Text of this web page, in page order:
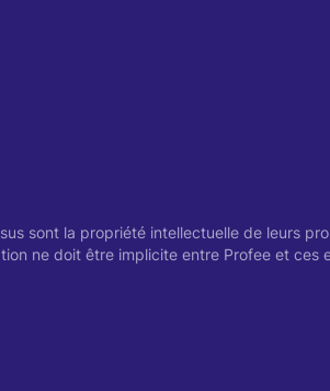
sont la propriété intellectuelle de leurs
ne doit être implicite entre Profee et ces